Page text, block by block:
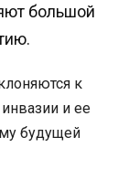
большой
к
и ее
будущей